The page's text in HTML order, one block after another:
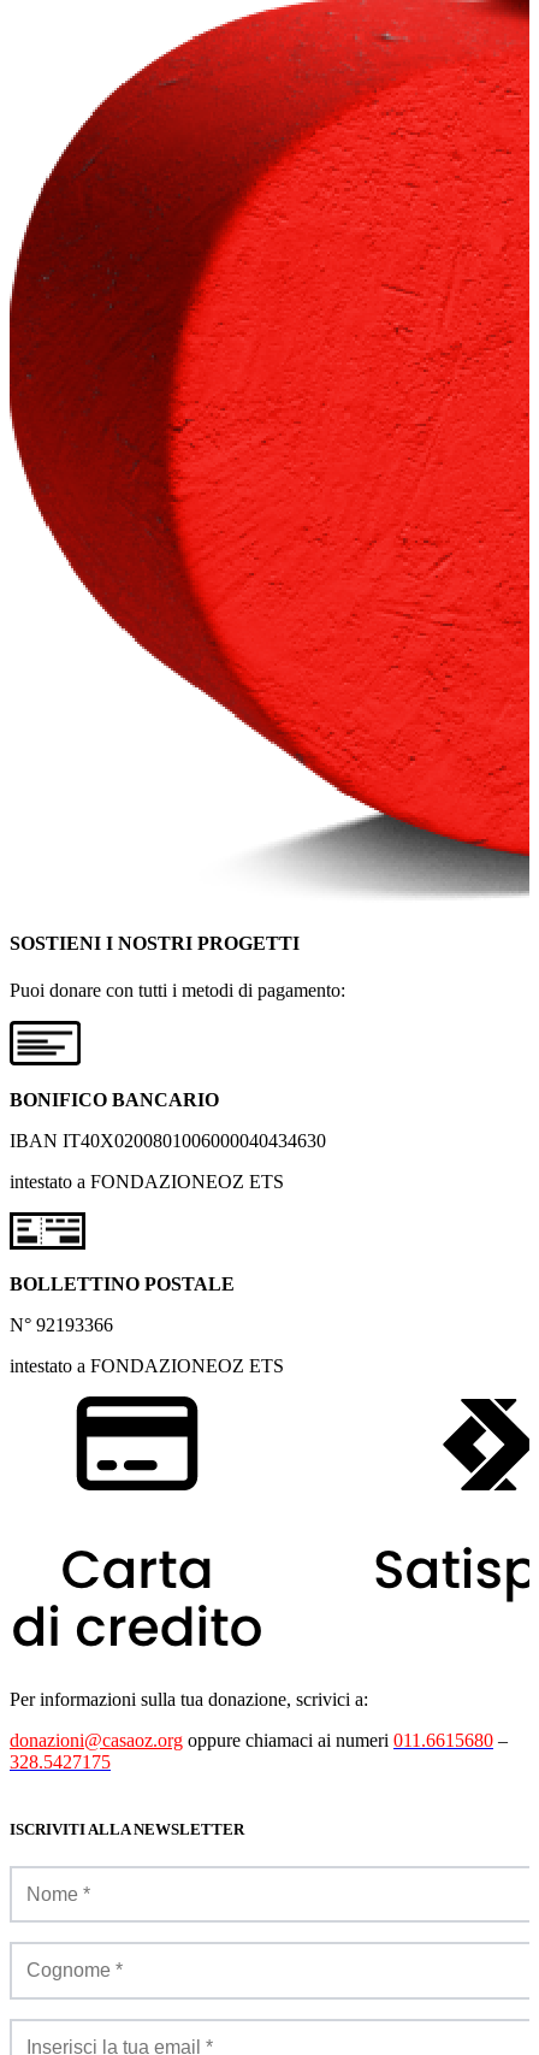
SOSTIENI I NOSTRI PROGETTI
Puoi donare con tutti i metodi di pagamento:
BONIFICO BANCARIO
IBAN IT40X0200801006000040434630
intestato a FONDAZIONEOZ ETS
BOLLETTINO POSTALE
N° 92193366
intestato a FONDAZIONEOZ ETS
Per informazioni sulla tua donazione, scrivici a:
donazioni@casaoz.org oppure chiamaci ai numeri 011.6615680 –
328.5427175
ISCRIVITI ALLA NEWSLETTER